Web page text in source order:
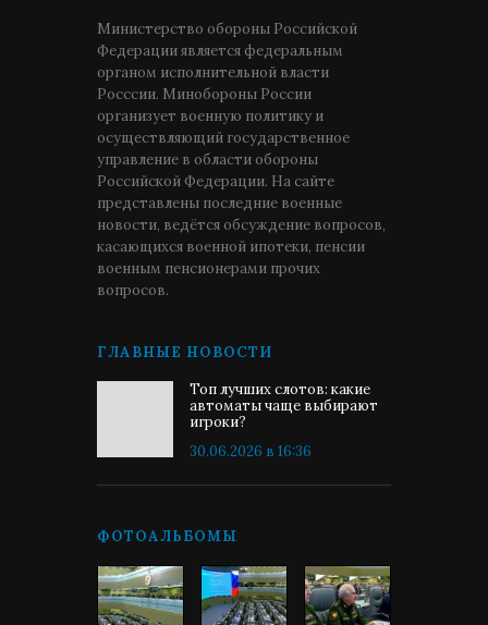
Министерство обороны Российской
Федерации является федеральным
органом исполнительной власти
Росссии. Минобороны России
организует военную политику и
осуществляющий государственное
управление в области обороны
Российской Федерации. На сайте
представлены последние военные
новости, ведётся обсуждение вопросов,
касающихся военной ипотеки, пенсии
военным пенсионерами прочих
вопросов.
ГЛАВНЫЕ НОВОСТИ
Топ лучших слотов: какие
автоматы чаще выбирают
игроки?
30.06.2026 в 16:36
ФОТОАЛЬБОМЫ